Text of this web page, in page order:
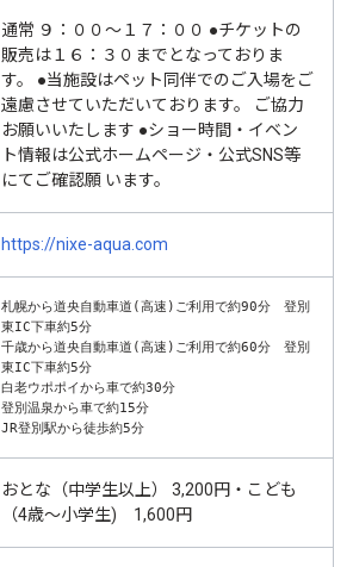
通常 ９：００～１７：００ ●チケットの
販売は１６：３０までとなっておりま
す。 ●当施設はペット同伴でのご入場をご
遠慮させていただいております。 ご協力
お願いいたします ●ショー時間・イベン
ト情報は公式ホームページ・公式SNS等
にてご確認願 います。
https://nixe-aqua.com
札幌から道央自動車道(高速)ご利用で約90分　登別
東IC下車約5分
千歳から道央自動車道(高速)ご利用で約60分　登別
東IC下車約5分
白老ウポポイから車で約30分
登別温泉から車で約15分
JR登別駅から徒歩約5分
おとな（中学生以上） 3,200円・こども
（4歳～小学生) 1,600円